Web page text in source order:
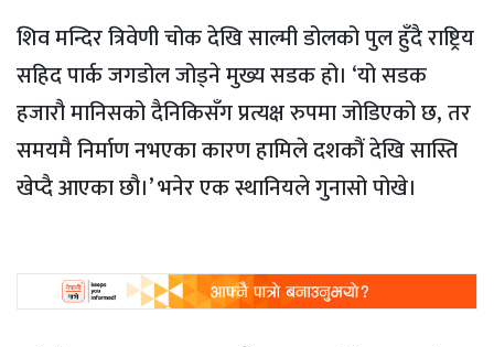
शिव मन्दिर त्रिवेणी चोक देखि साल्मी डोलको पुल हुँदै राष्ट्रिय
सहिद पार्क जगडोल जोड्ने मुख्य सडक हो। ‘यो सडक
हजारौ मानिसको दैनिकिसँग प्रत्यक्ष रुपमा जोडिएको छ, तर
समयमै निर्माण नभएका कारण हामिले दशकौं देखि सास्ति
खेप्दै आएका छौ।’ भनेर एक स्थानियले गुनासो पोखे।